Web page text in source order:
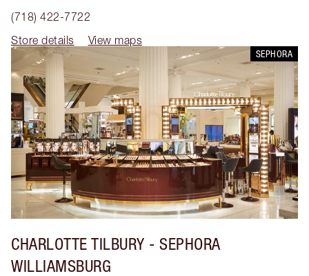
(718) 422-7722
Store details
View maps
SEPHORA
CHARLOTTE TILBURY - SEPHORA
WILLIAMSBURG